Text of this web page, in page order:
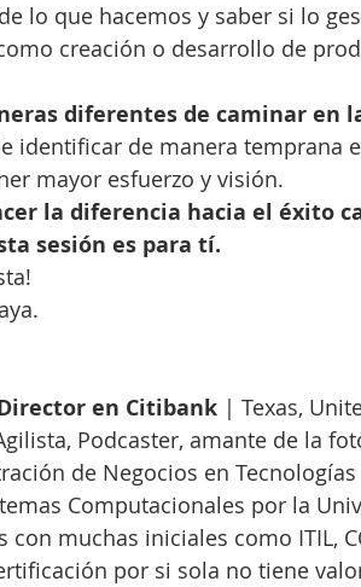
lo que hacemos y saber si lo
creación o desarrollo de
diferentes de caminar en
identificar de manera temprana
mayor esfuerzo y visión.
la diferencia hacia el éxito
sesión es para tí.
en Citibank | Texas,
Podcaster, amante de la
de Negocios en
Computacionales por la
muchas iniciales como ITIL,
por si sola no tiene